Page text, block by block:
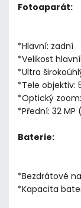
Fotoaparát:
*Hlavní: zadní
*Velikost
*Ultra
*Tele objektiv:
*Optický
*Přední: 32
Baterie:
*Bezdrátové
*Kapacita